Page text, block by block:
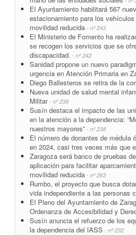
El Ayuntamiento habilitará 567
estacionamiento para los
movilidad reducida - nº 243
El Ministerio de Fomento ha
se recogen los servicios que se
discapacidad. - nº 242
Sanidad propone un nuevo
urgencia en Atención Primaria en
Diego Ballesteros se retira de la
Nueva unidad de salud mental
Militar- nº 239
Susín destaca el impacto de las
en la atención a la dependencia:
nuestros mayores” - nº 238
El número de donantes de médula
en 2024, casi tres veces más que
Zaragoza será banco de pruebas
aplicación para facilitar
movilidad reducida - nº 263
Rumbo, el proyecto que busca
vida independiente a las personas
El Pleno del Ayuntamiento de
Ordenanza de Accesibilidad y
Susín anuncia el refuerzo de los
la dependencia del IASS - nº 232